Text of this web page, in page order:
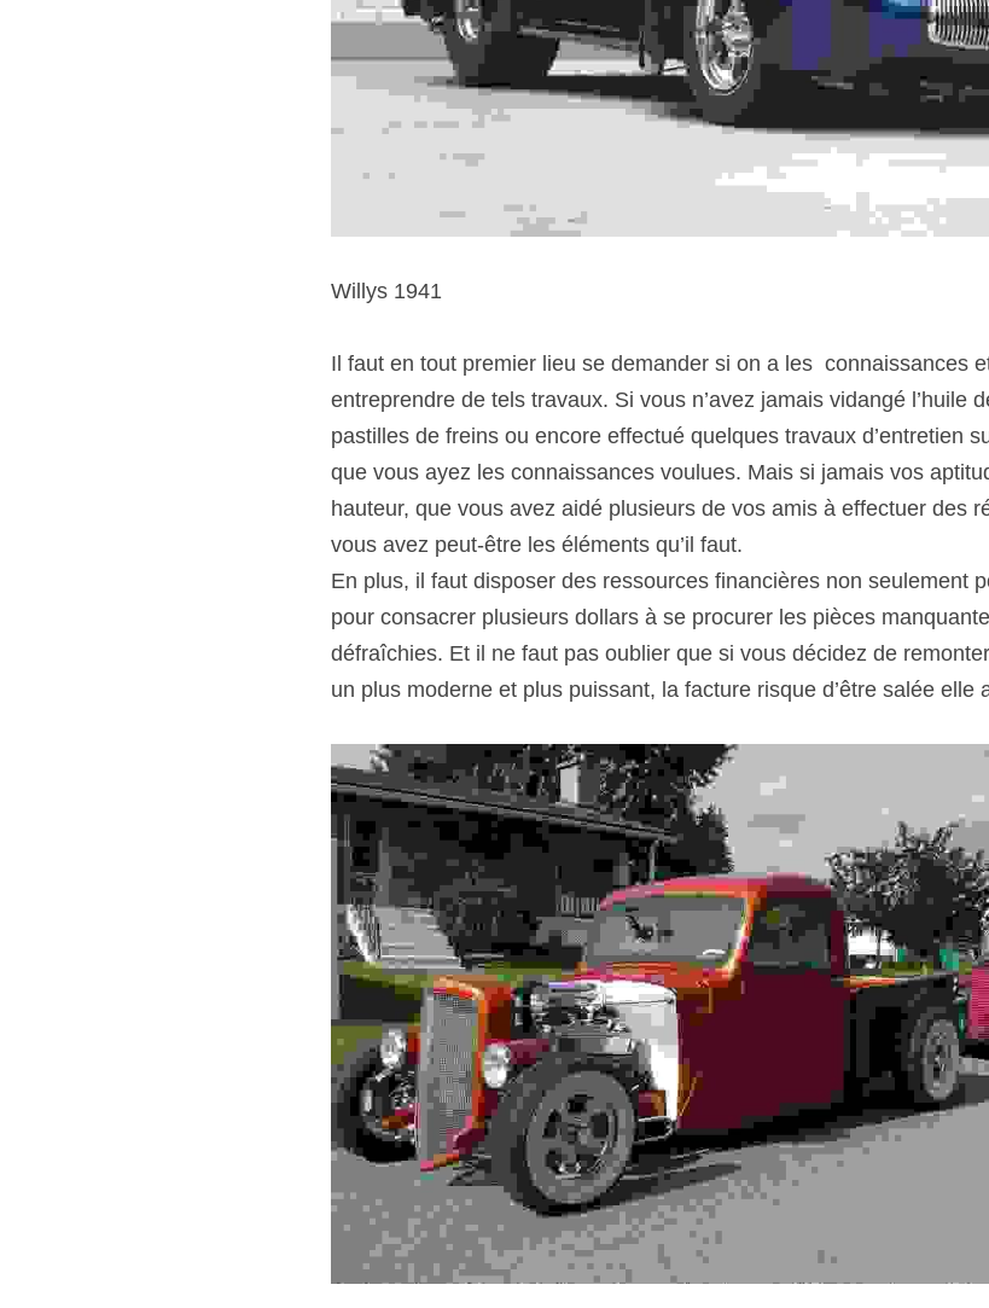
Willys 1941
Il faut en tout premier lieu se demander si on a les  connaissances
entreprendre de tels travaux. Si vous n’avez jamais vidangé l’huile
pastilles de freins ou encore effectué quelques travaux d’entretien
que vous ayez les connaissances voulues. Mais si jamais vos
hauteur, que vous avez aidé plusieurs de vos amis à effectuer des
vous avez peut-être les éléments qu’il faut.
En plus, il faut disposer des ressources financières non seulement
pour consacrer plusieurs dollars à se procurer les pièces
défraîchies. Et il ne faut pas oublier que si vous décidez de
un plus moderne et plus puissant, la facture risque d’être salée elle